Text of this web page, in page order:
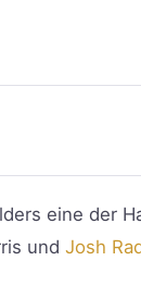
eine der
und Josh